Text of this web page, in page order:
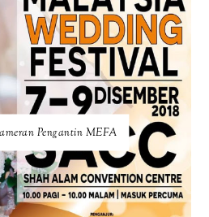
Pengantin MEFA